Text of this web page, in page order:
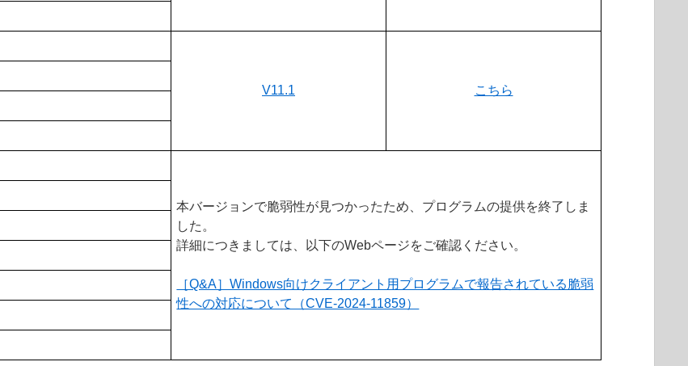
V11.1 こちら
本バージョンで脆弱性が見つかったため、プログラムの提供を終了しま
した。
詳細につきましては、以下のWebページをご確認ください。
［Q&A］Windows向けクライアント用プログラムで報告されている脆弱
性への対応について（CVE-2024-11859）